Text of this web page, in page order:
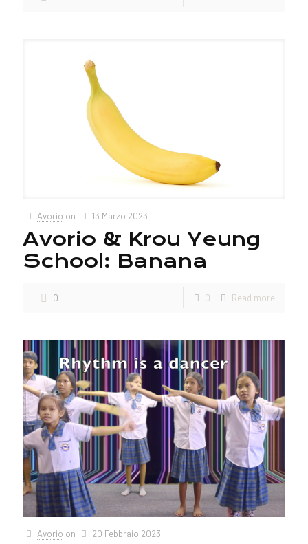
Avorio on 13 Marzo 2023
Avorio & Krou Yeung
School: Banana
0 0 Read more
Avorio on 20 Febbraio 2023